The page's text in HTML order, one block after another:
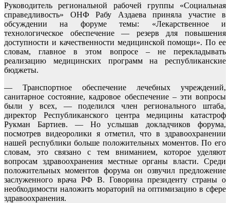
Руководитель региональной рабочей группы «Социальная
справедливость» ОНФ Рабу Аздаева приняла участие в
обсуждении на форуме темы: «Лекарственное и
технологическое обеспечение — резерв для повышения
доступности и качественности медицинской помощи». По ее
словам, главное в этом вопросе – не перекладывать
реализацию медицинских программ на республиканские
бюджеты.
— Транспортное обеспечение лечебных учреждений,
санитарное состояние, кадровое обеспечение – эти вопросы
были у всех, — поделился член регионального штаба,
директор Республиканского центра медицины катастроф
Рукман Бартиев. — Но услышав докладчиков форума,
посмотрев видеоролики я отметил, что в здравоохранении
нашей республики больше положительных моментов. По его
словам, это связано с тем вниманием, которое уделяют
вопросам здравоохранения местные органы власти. Среди
положительных моментов форума он озвучил предложение
заслуженного врача РФ В. Говорина президенту страны о
необходимости наложить мораторий на оптимизацию в сфере
здравоохранения.